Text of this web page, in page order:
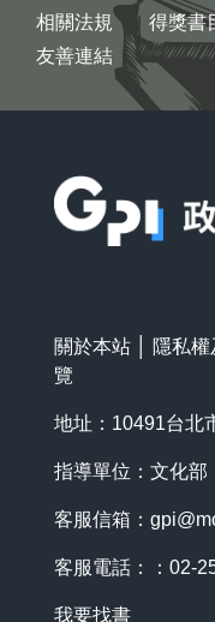
相關法規
友善連結
得獎書
關於本站 隱私
覽
地址：10491台北
指導單位：文化部
客服信箱：
客服電話：：02-
我要找書